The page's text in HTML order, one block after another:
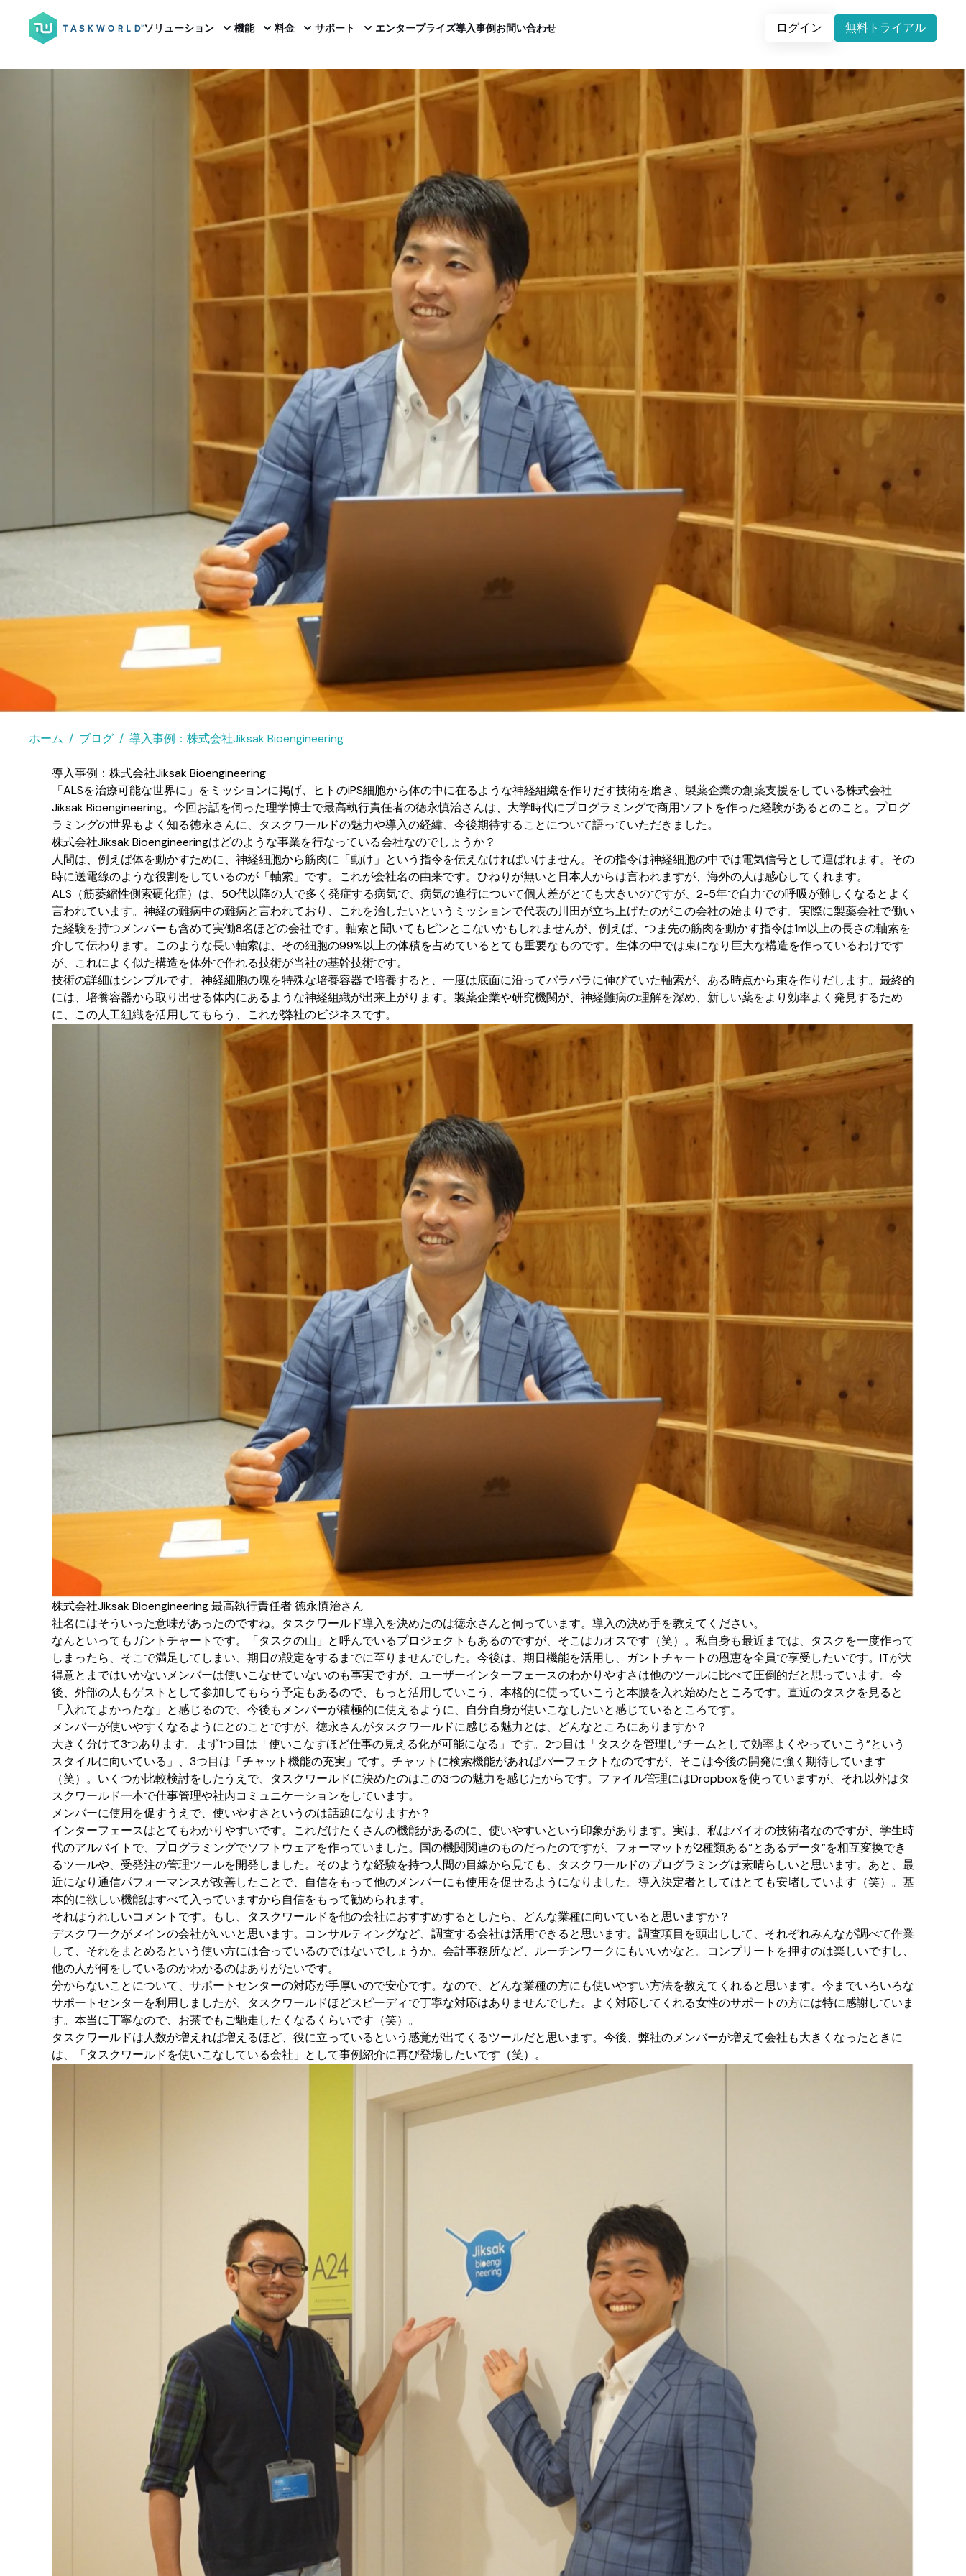
ソリューション 機能 料金 サポート エンタープライズ導入事例お問い合わせ ログイン 無料トライアル
ホーム ブログ 導入事例：株式会社Jiksak Bioengineering
導入事例：株式会社Jiksak Bioengineering
「ALSを治療可能な世界に」をミッションに掲げ、ヒトのiPS細胞から体の中に在るような神経組織を作りだす技術を磨き、製薬企業の創薬支援をしている株式会社
Jiksak Bioengineering。今回お話を伺った理学博士で最高執行責任者の徳永慎治さんは、大学時代にプログラミングで商用ソフトを作った経験があるとのこと。プログ
ラミングの世界もよく知る徳永さんに、タスクワールドの魅力や導入の経緯、今後期待することについて語っていただきました。
株式会社Jiksak Bioengineeringはどのような事業を行なっている会社なのでしょうか？
人間は、例えば体を動かすために、神経細胞から筋肉に「動け」という指令を伝えなければいけません。その指令は神経細胞の中では電気信号として運ばれます。その
時に送電線のような役割をしているのが「軸索」です。これが会社名の由来です。ひねりが無いと日本人からは言われますが、海外の人は感心してくれます。
ALS（筋萎縮性側索硬化症）は、50代以降の人で多く発症する病気で、病気の進行について個人差がとても大きいのですが、2-5年で自力での呼吸が難しくなるとよく
言われています。神経の難病中の難病と言われており、これを治したいというミッションで代表の川田が立ち上げたのがこの会社の始まりです。実際に製薬会社で働い
た経験を持つメンバーも含めて実働8名ほどの会社です。軸索と聞いてもピンとこないかもしれませんが、例えば、つま先の筋肉を動かす指令は1m以上の長さの軸索を
介して伝わります。このような長い軸索は、その細胞の99%以上の体積を占めているとても重要なものです。生体の中では束になり巨大な構造を作っているわけです
が、これによく似た構造を体外で作れる技術が当社の基幹技術です。
技術の詳細はシンプルです。神経細胞の塊を特殊な培養容器で培養すると、一度は底面に沿ってバラバラに伸びていた軸索が、ある時点から束を作りだします。最終的
には、培養容器から取り出せる体内にあるような神経組織が出来上がります。製薬企業や研究機関が、神経難病の理解を深め、新しい薬をより効率よく発見するため
に、この人工組織を活用してもらう、これが弊社のビジネスです。
株式会社Jiksak Bioengineering 最高執行責任者 徳永慎治さん
社名にはそういった意味があったのですね。タスクワールド導入を決めたのは徳永さんと伺っています。導入の決め手を教えてください。
なんといってもガントチャートです。「タスクの山」と呼んでいるプロジェクトもあるのですが、そこはカオスです（笑）。私自身も最近までは、タスクを一度作って
しまったら、そこで満足してしまい、期日の設定をするまでに至りませんでした。今後は、期日機能を活用し、ガントチャートの恩恵を全員で享受したいです。ITが大
得意とまではいかないメンバーは使いこなせていないのも事実ですが、ユーザーインターフェースのわかりやすさは他のツールに比べて圧倒的だと思っています。今
後、外部の人もゲストとして参加してもらう予定もあるので、もっと活用していこう、本格的に使っていこうと本腰を入れ始めたところです。直近のタスクを見ると
「入れてよかったな」と感じるので、今後もメンバーが積極的に使えるように、自分自身が使いこなしたいと感じているところです。
メンバーが使いやすくなるようにとのことですが、徳永さんがタスクワールドに感じる魅力とは、どんなところにありますか？
大きく分けて3つあります。まず1つ目は「使いこなすほど仕事の見える化が可能になる」です。2つ目は「タスクを管理し“チームとして効率よくやっていこう”という
スタイルに向いている」、3つ目は「チャット機能の充実」です。チャットに検索機能があればパーフェクトなのですが、そこは今後の開発に強く期待しています
（笑）。いくつか比較検討をしたうえで、タスクワールドに決めたのはこの3つの魅力を感じたからです。ファイル管理にはDropboxを使っていますが、それ以外はタ
スクワールド一本で仕事管理や社内コミュニケーションをしています。
メンバーに使用を促すうえで、使いやすさというのは話題になりますか？
インターフェースはとてもわかりやすいです。これだけたくさんの機能があるのに、使いやすいという印象があります。実は、私はバイオの技術者なのですが、学生時
代のアルバイトで、プログラミングでソフトウェアを作っていました。国の機関関連のものだったのですが、フォーマットが2種類ある“とあるデータ”を相互変換でき
るツールや、受発注の管理ツールを開発しました。そのような経験を持つ人間の目線から見ても、タスクワールドのプログラミングは素晴らしいと思います。あと、最
近になり通信パフォーマンスが改善したことで、自信をもって他のメンバーにも使用を促せるようになりました。導入決定者としてはとても安堵しています（笑）。基
本的に欲しい機能はすべて入っていますから自信をもって勧められます。
それはうれしいコメントです。もし、タスクワールドを他の会社におすすめするとしたら、どんな業種に向いていると思いますか？
デスクワークがメインの会社がいいと思います。コンサルティングなど、調査する会社は活用できると思います。調査項目を頭出しして、それぞれみんなが調べて作業
して、それをまとめるという使い方には合っているのではないでしょうか。会計事務所など、ルーチンワークにもいいかなと。コンプリートを押すのは楽しいですし、
他の人が何をしているのかわかるのはありがたいです。
分からないことについて、サポートセンターの対応が手厚いので安心です。なので、どんな業種の方にも使いやすい方法を教えてくれると思います。今までいろいろな
サポートセンターを利用しましたが、タスクワールドほどスピーディで丁寧な対応はありませんでした。よく対応してくれる女性のサポートの方には特に感謝していま
す。本当に丁寧なので、お茶でもご馳走したくなるくらいです（笑）。
タスクワールドは人数が増えれば増えるほど、役に立っているという感覚が出てくるツールだと思います。今後、弊社のメンバーが増えて会社も大きくなったときに
は、「タスクワールドを使いこなしている会社」として事例紹介に再び登場したいです（笑）。